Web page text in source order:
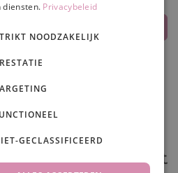
diensten. Privacybeleid
NOODZAKELIJK
GECLASSIFICEERD